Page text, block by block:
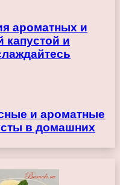
ароматных и
и
и ароматные
в домашних